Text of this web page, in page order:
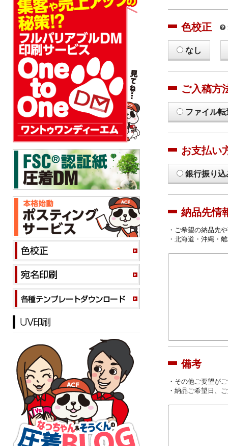
色校正
なし
ご入稿方
ファイル
お支払い
銀行振り込
納品先情
・ご希望の納品先
・北海道・沖縄・
備考
・その他ご要望が
・納品ご希望日、